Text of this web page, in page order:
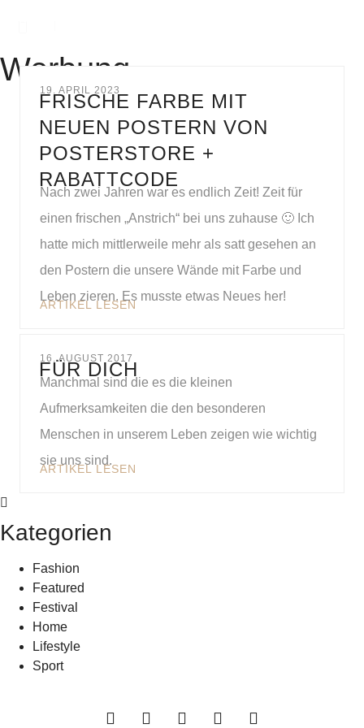
Werbung
19. APRIL 2023
FRISCHE FARBE MIT
NEUEN POSTERN VON
POSTERSTORE +
RABATTCODE
Nach zwei Jahren war es endlich Zeit! Zeit für
einen frischen „Anstrich“ bei uns zuhause 🙂 Ich
hatte mich mittlerweile mehr als satt gesehen an
den Postern die unsere Wände mit Farbe und
Leben zieren. Es musste etwas Neues her!
ARTIKEL LESEN
16. AUGUST 2017
FÜR DICH
Manchmal sind die es die kleinen
Aufmerksamkeiten die den besonderen
Menschen in unserem Leben zeigen wie wichtig
sie uns sind.
ARTIKEL LESEN
Kategorien
Fashion
Featured
Festival
Home
Lifestyle
Sport